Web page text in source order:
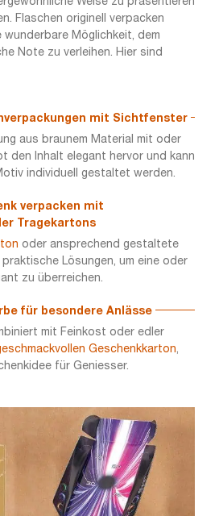
Flaschen originell verpacken
wunderbare Möglichkeit, dem
Note zu verleihen. Hier sind
mit Sichtfenster
aus braunem Material mit oder
den Inhalt elegant hervor und kann
individuell gestaltet werden.
verpacken mit
Tragekartons
oder ansprechend gestaltete
Lösungen, um eine oder
zu überreichen.
für besondere Anlässe
mit Feinkost oder edler
Geschenkkarton,
für Geniesser.